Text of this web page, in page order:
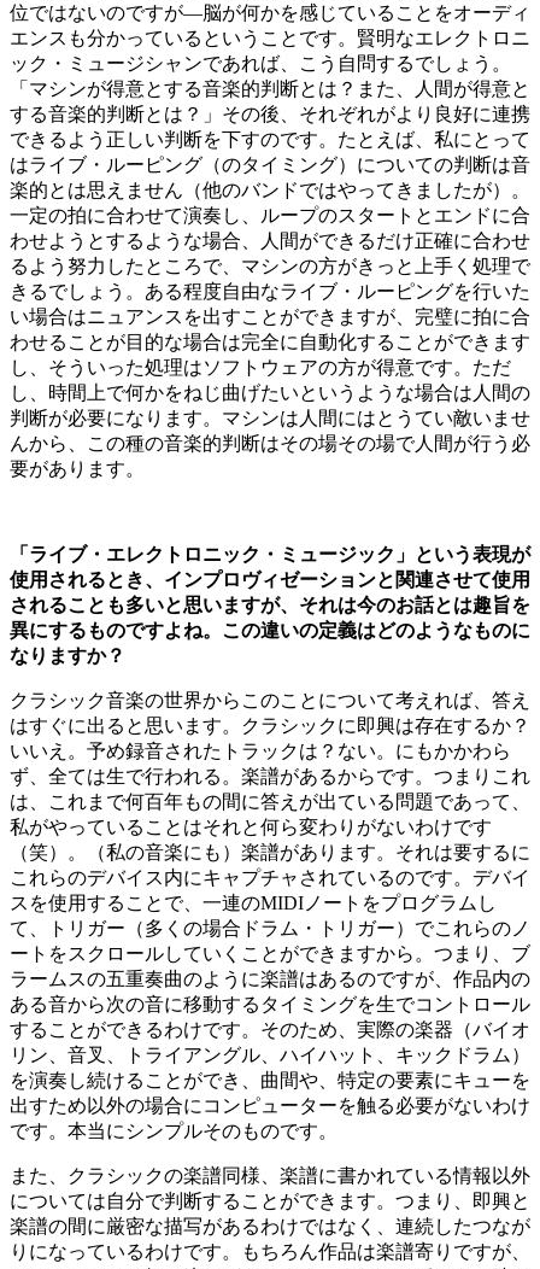
位ではないのですが―脳が何かを感じていることをオーディ
エンスも分かっているということです。賢明なエレクトロニ
ック・ミュージシャンであれば、こう自問するでしょう。
「マシンが得意とする音楽的判断とは？また、人間が得意と
する音楽的判断とは？」その後、それぞれがより良好に連携
できるよう正しい判断を下すのです。たとえば、私にとって
はライブ・ルーピング（のタイミング）についての判断は音
楽的とは思えません（他のバンドではやってきましたが）。
一定の拍に合わせて演奏し、ループのスタートとエンドに合
わせようとするような場合、人間ができるだけ正確に合わせ
るよう努力したところで、マシンの方がきっと上手く処理で
きるでしょう。ある程度自由なライブ・ルーピングを行いた
い場合はニュアンスを出すことができますが、完璧に拍に合
わせることが目的な場合は完全に自動化することができます
し、そういった処理はソフトウェアの方が得意です。ただ
し、時間上で何かをねじ曲げたいというような場合は人間の
判断が必要になります。マシンは人間にはとうてい敵いませ
んから、この種の音楽的判断はその場その場で人間が行う必
要があります。
「ライブ・エレクトロニック・ミュージック」という表現が
使用されるとき、インプロヴィゼーションと関連させて使用
されることも多いと思いますが、それは今のお話とは趣旨を
異にするものですよね。この違いの定義はどのようなものに
なりますか？
クラシック音楽の世界からこのことについて考えれば、答え
はすぐに出ると思います。クラシックに即興は存在するか？
いいえ。予め録音されたトラックは？ない。にもかかわら
ず、全ては生で行われる。楽譜があるからです。つまりこれ
は、これまで何百年もの間に答えが出ている問題であって、
私がやっていることはそれと何ら変わりがないわけです
（笑）。（私の音楽にも）楽譜があります。それは要するに
これらのデバイス内にキャプチャされているのです。デバイ
スを使用することで、一連のMIDIノートをプログラムし
て、トリガー（多くの場合ドラム・トリガー）でこれらのノ
ートをスクロールしていくことができますから。つまり、ブ
ラームスの五重奏曲のように楽譜はあるのですが、作品内の
ある音から次の音に移動するタイミングを生でコントロール
することができるわけです。そのため、実際の楽器（バイオ
リン、音叉、トライアングル、ハイハット、キックドラム）
を演奏し続けることができ、曲間や、特定の要素にキューを
出すため以外の場合にコンピューターを触る必要がないわけ
です。本当にシンプルそのものです。
また、クラシックの楽譜同様、楽譜に書かれている情報以外
については自分で判断することができます。つまり、即興と
楽譜の間に厳密な描写があるわけではなく、連続したつなが
りになっているわけです。もちろん作品は楽譜寄りですが、